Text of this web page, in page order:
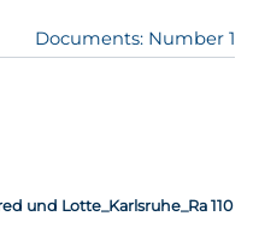
Documents: Number 1
und Lotte_Karlsruhe_Ra 110